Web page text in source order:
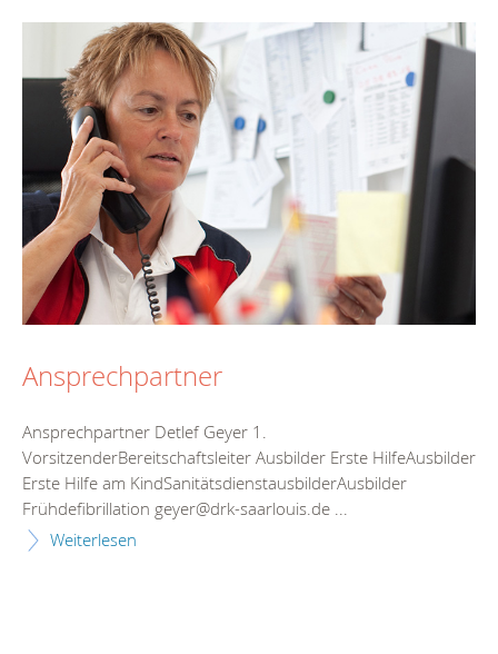
Ansprechpartner
Ansprechpartner Detlef Geyer 1.
VorsitzenderBereitschaftsleiter Ausbilder Erste HilfeAusbilder
Erste Hilfe am KindSanitätsdienstausbilderAusbilder
Frühdefibrillation geyer@drk-saarlouis.de ...
Weiterlesen